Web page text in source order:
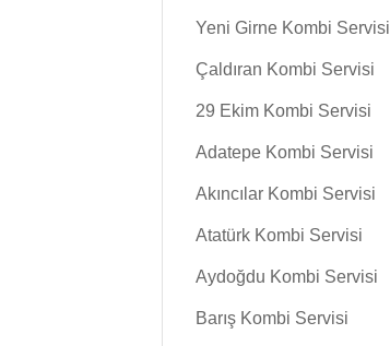
Yeni Girne Kombi Servisi
Çaldıran Kombi Servisi
29 Ekim Kombi Servisi
Adatepe Kombi Servisi
Akıncılar Kombi Servisi
Atatürk Kombi Servisi
Aydoğdu Kombi Servisi
Barış Kombi Servisi